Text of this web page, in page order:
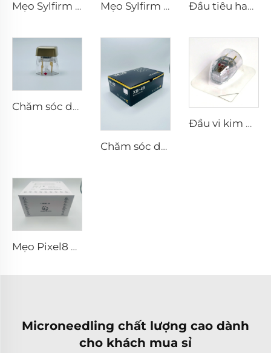
Mẹo Sylfirm X vi kim rf X-25 Mẹo Sylfirm X vi kim rf XE-25 Đầu tiêu hao điện cực lưỡng cực vi kim RF Scarlet S, 25 châm
Chăm sóc da vi kim RF Sylfirm X đầu tip Sylfirm X X-25
Chăm sóc da vi kim RF Sylfirm X đầu tip Sylfirm X XB-49
Đầu vi kim RF Sylfirm X XE-25 cartridge từ Viol
Mẹo Pixel8 RF
Microneedling chất lượng cao dành
cho khách mua sỉ